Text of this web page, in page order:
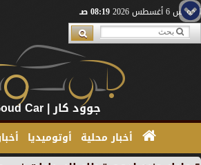
الخميس 6 أغسطس 2026 08:19 صـ
جوود كار | Goud Car
أخبار محلية أوتوميديا